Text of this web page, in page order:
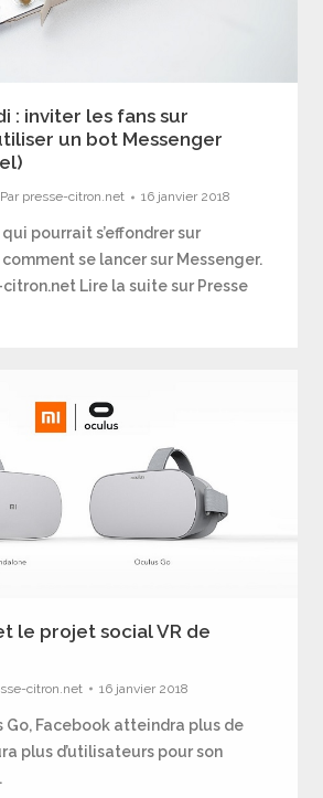
: inviter les fans sur
un bot Messenger
Par presse-citron.net 16 janvier 2018
pourrait s’effondrer sur
se lancer sur Messenger.
Lire la suite sur Presse
le projet social VR de
citron.net 16 janvier 2018
Go, Facebook atteindra plus de
plus d’utilisateurs pour son